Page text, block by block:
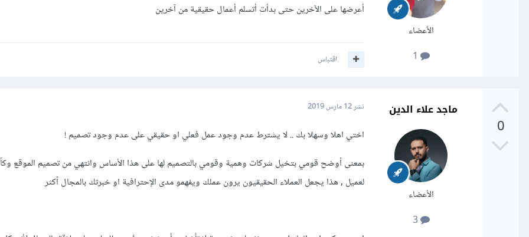
الأعضاء
أعرضها على الآخرين حتى بدأت أتسلم أعمال حقيقية من آخرين
اقتباس
0
ماجد علاء الدين
الأعضاء
3
نشر12 مارس 2019
اختي اهلا وسهلا بك .. لا يشترط عدم وجود عمل فعلي او حقيقي على عدم وجود تصميم !
بمعنى أوضح قومي بتخيل شركات وهمية وقومي بالتصميم لها على هذا الأساس وانتهي من تصميم الموقع
لعميل , هذا يجعل العملاء الحقيقيون يرون عملك ويفهمو مدى الإحترافية او خبرتك بالمجال أكثر